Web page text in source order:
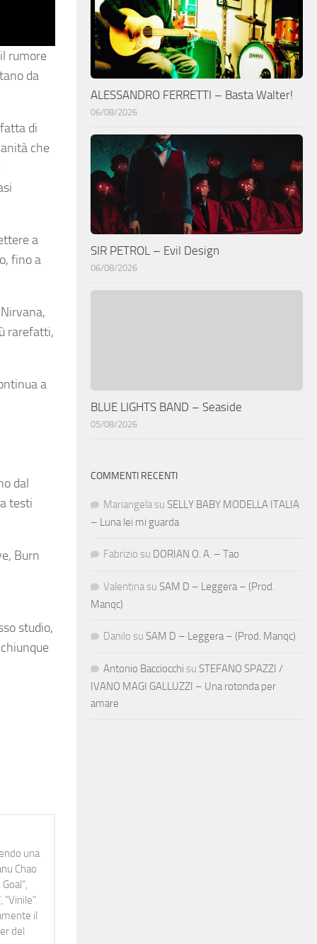
rumore
da
di
che
a
fino a
rarefatti,
a
dal
testi
Burn
studio,
una
Chao
"Vinile"
il
del
ALESSANDRO FERRETTI – Basta Walter!
06/08/2026
SIR PETROL – Evil Design
06/08/2026
BLUE LIGHTS BAND – Seaside
05/08/2026
COMMENTI RECENTI
Mariangela su SELLY BABY MODELLA ITALIA
– Luna lei mi guarda
Fabrizio su DORIAN O. A. – Tao
Valentina su SAM D – Leggera – (Prod.
Manqc)
Danilo su SAM D – Leggera – (Prod. Manqc)
Antonio Bacciocchi su STEFANO SPAZZI /
IVANO MAGI GALLUZZI – Una rotonda per
amare